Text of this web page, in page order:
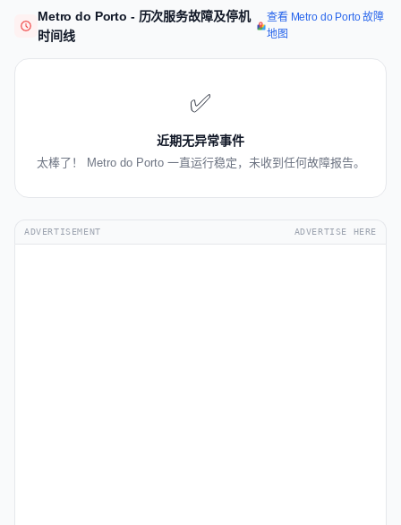
Metro do Porto - 历次服务故障及停机
时间线
查看 Metro do Porto 故障
地图
✅
近期无异常事件
太棒了！ Metro do Porto 一直运行稳定，未收到任何故障报告。
ADVERTISEMENT ADVERTISE HERE